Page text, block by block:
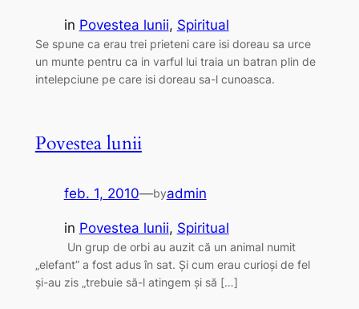
in Povestea lunii, Spiritual
Se spune ca erau trei prieteni care isi doreau sa urce
un munte pentru ca in varful lui traia un batran plin de
intelepciune pe care isi doreau sa-l cunoasca.
Povestea lunii
feb. 1, 2010—byadmin
in Povestea lunii, Spiritual
Un grup de orbi au auzit că un animal numit
„elefant” a fost adus în sat. Şi cum erau curioşi de fel
şi-au zis „trebuie să-l atingem şi să […]